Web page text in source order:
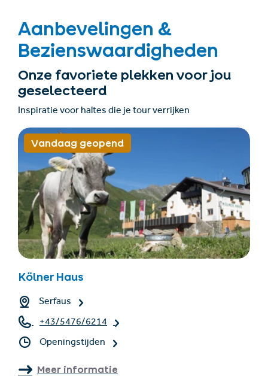
Aanbevelingen &
Bezienswaardigheden
Onze favoriete plekken voor jou
geselecteerd
Inspiratie voor haltes die je tour verrijken
Vandaag geopend
Kölner Haus
Serfaus
+43/5476/6214
Openingstijden
Meer informatie